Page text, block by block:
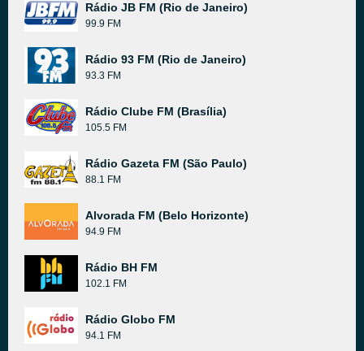
Rádio JB FM (Rio de Janeiro)
99.9 FM
Rádio 93 FM (Rio de Janeiro)
93.3 FM
Rádio Clube FM (Brasília)
105.5 FM
Rádio Gazeta FM (São Paulo)
88.1 FM
Alvorada FM (Belo Horizonte)
94.9 FM
Rádio BH FM
102.1 FM
Rádio Globo FM
94.1 FM